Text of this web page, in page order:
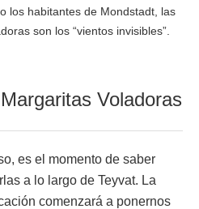
los habitantes de Mondstadt, las
son los “vientos invisibles”.
Voladoras
es el momento de saber
a lo largo de Teyvat. La
comenzará a ponernos